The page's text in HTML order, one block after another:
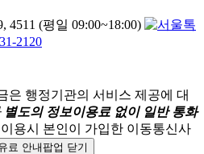
4511 (평일 09:00~18:00)
2120
은 행정기관의 서비스 제공에 대
별도의 정보이용료 없이 일반 통화
용시 본인이 가입한 이동통신사
료 안내팝업 닫기